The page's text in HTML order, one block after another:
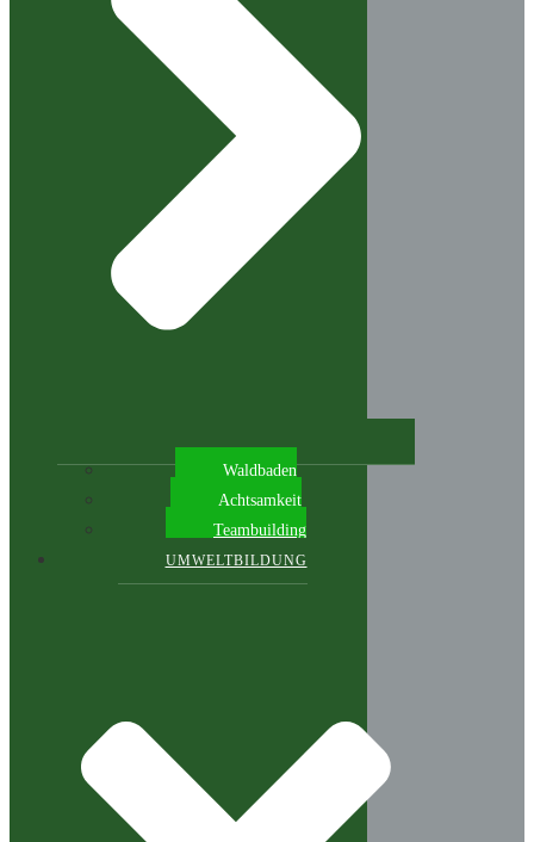
Waldbaden
Achtsamkeit
Teambuilding
UMWELTBILDUNG